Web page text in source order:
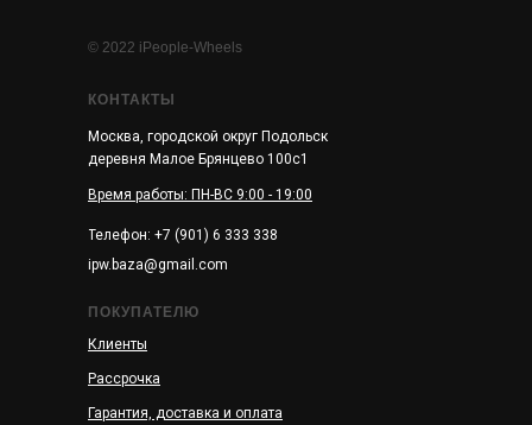
КОНТАКТЫ
Москва, городской округ Подольск
деревня Малое Брянцево 100с1
ipw.baza@gmail.com
Гарантия, доставка и оплата
Рассрочка
Клиенты
ПОКУПАТЕЛЮ
© 2022 iPeople-Wheels
Телефон: +7 (901) 6 333 338
Время работы: ПН-ВС 9:00 - 19:00